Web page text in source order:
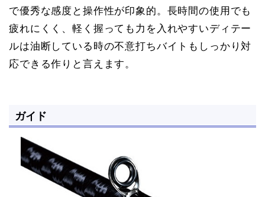
で優秀な感度と操作性が印象的。長時間の使用でも
疲れにくく、軽く握っても力を入れやすいディテー
ルは油断している時の不意打ちバイトもしっかり対
応できる作りと言えます。
ガイド